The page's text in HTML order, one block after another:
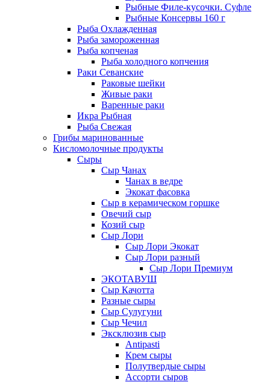
Рыбные Филе-кусочки. Суфле
Рыбные Консервы 160 г
Рыба Охлажденная
Рыба замороженная
Рыба копченая
Рыба холодного копчения
Раки Севанские
Раковые шейки
Живые раки
Варенные раки
Икра Рыбная
Рыба Свежая
Грибы маринованные
Кисломолочные продукты
Сыры
Сыр Чанах
Чанах в ведре
Экокат фасовка
Сыр в керамическом горшке
Овечий сыр
Козий сыр
Сыр Лори
Сыр Лори Экокат
Сыр Лори разный
Сыр Лори Премиум
ЭКОТАВУШ
Сыр Качотта
Разные сыры
Сыр Сулугуни
Сыр Чечил
Эксклюзив сыр
Antipasti
Крем сыры
Полутвердые сыры
Ассорти сыров